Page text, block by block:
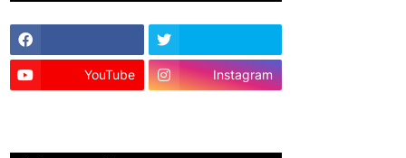
YouTube Instagram